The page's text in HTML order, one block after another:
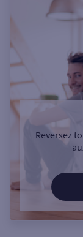
Reversez